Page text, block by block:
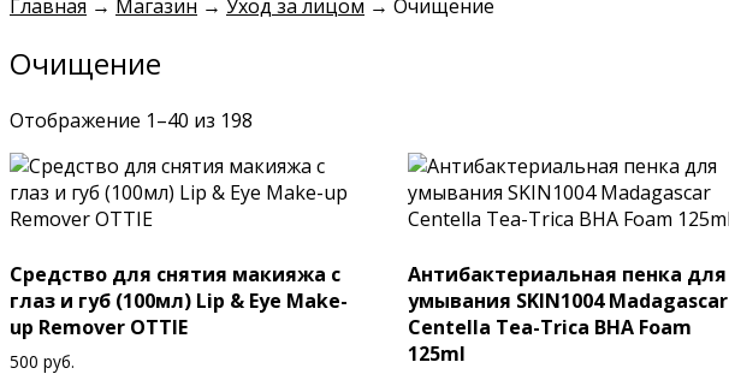
Главная → Магазин → Уход за лицом → Очищение
Очищение
Отображение 1–40 из 198
Cредство для снятия макияжа с
глаз и губ (100мл) Lip & Eye Make-
up Remover OTTIE
500 руб.
Антибактериальная пенка для
умывания SKIN1004 Madagascar
Centella Tea-Trica BHA Foam
125ml